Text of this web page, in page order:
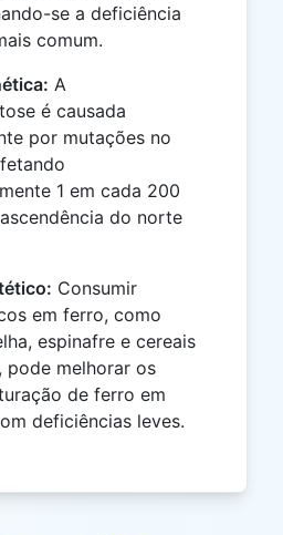
se a deficiência
comum.
A
é causada
por mutações no
1 em cada 200
do norte
Consumir
em ferro, como
espinafre e cereais
melhorar os
de ferro em
deficiências leves.